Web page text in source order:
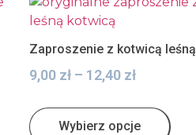
Zaproszenie z kotwicą leśną
9,00 zł – 12,40 zł
Wybierz opcje